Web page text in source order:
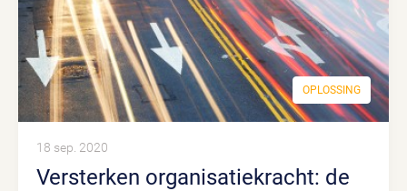
OPLOSSING
Versterken organisatiekracht: de
18 sep. 2020